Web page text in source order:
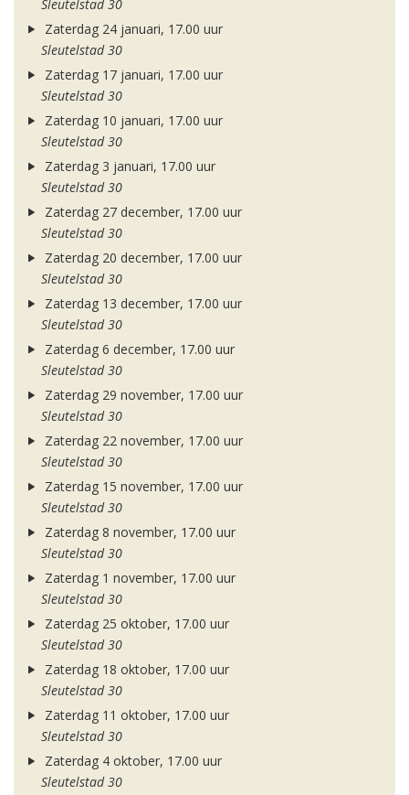
Sleutelstad 30
Zaterdag 24 januari, 17.00 uur
Sleutelstad 30
Zaterdag 17 januari, 17.00 uur
Sleutelstad 30
Zaterdag 10 januari, 17.00 uur
Sleutelstad 30
Zaterdag 3 januari, 17.00 uur
Sleutelstad 30
Zaterdag 27 december, 17.00 uur
Sleutelstad 30
Zaterdag 20 december, 17.00 uur
Sleutelstad 30
Zaterdag 13 december, 17.00 uur
Sleutelstad 30
Zaterdag 6 december, 17.00 uur
Sleutelstad 30
Zaterdag 29 november, 17.00 uur
Sleutelstad 30
Zaterdag 22 november, 17.00 uur
Sleutelstad 30
Zaterdag 15 november, 17.00 uur
Sleutelstad 30
Zaterdag 8 november, 17.00 uur
Sleutelstad 30
Zaterdag 1 november, 17.00 uur
Sleutelstad 30
Zaterdag 25 oktober, 17.00 uur
Sleutelstad 30
Zaterdag 18 oktober, 17.00 uur
Sleutelstad 30
Zaterdag 11 oktober, 17.00 uur
Sleutelstad 30
Zaterdag 4 oktober, 17.00 uur
Sleutelstad 30